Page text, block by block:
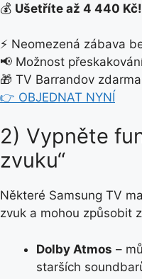
💰 Ušetříte až 4 440 Kč!
⚡ Neomezená zábava
📢 Možnost
🎁 TV Barrandov
👉 OBJEDNAT NYNÍ
2) Vypněte
zvuku“
Některé Samsung TV
zvuk a mohou způsobit
Dolby Atmos –
starších